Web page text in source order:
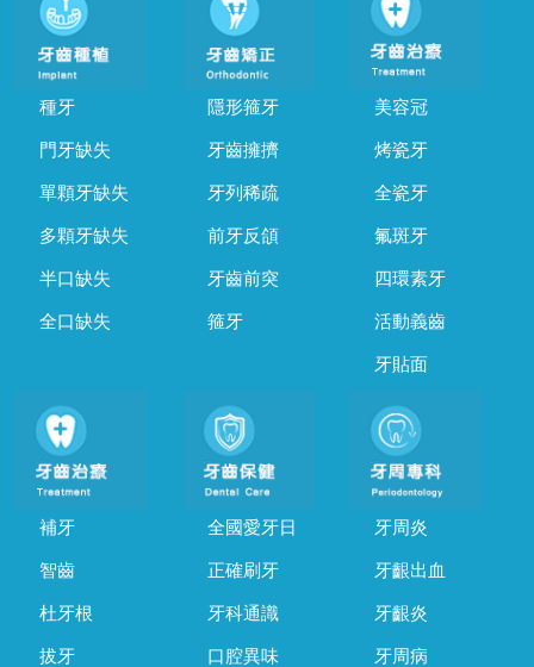
種牙
門牙缺失
單顆牙缺失
多顆牙缺失
半口缺失
全口缺失
隱形箍牙
牙齒擁擠
牙列稀疏
前牙反頜
牙齒前突
箍牙
美容冠
烤瓷牙
全瓷牙
氟斑牙
四環素牙
活動義齒
牙貼面
補牙
智齒
杜牙根
拔牙
全國愛牙日
正確刷牙
牙科通識
口腔異味
牙周炎
牙齦出血
牙齦炎
牙周病